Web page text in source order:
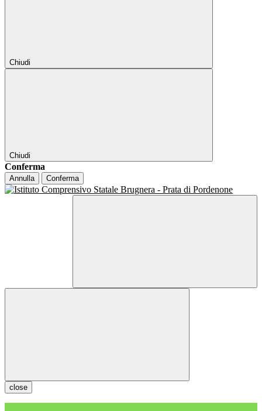
Chiudi
Chiudi
Conferma
Annulla Conferma
close